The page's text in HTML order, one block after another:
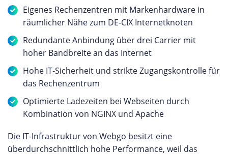
Eigenes Rechenzentren mit Markenhardware in
räumlicher Nähe zum DE-CIX Internetknoten
Redundante Anbindung über drei Carrier mit
hoher Bandbreite an das Internet
Hohe IT-Sicherheit und strikte Zugangskontrolle für
das Rechenzentrum
Optimierte Ladezeiten bei Webseiten durch
Kombination von NGINX und Apache
Die IT-Infrastruktur von Webgo besitzt eine
überdurchschnittlich hohe Performance, weil das